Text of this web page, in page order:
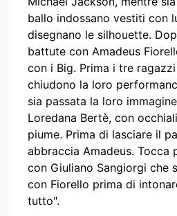
ballo indossano vestiti con
disegnano le silhouette.
battute con Amadeus
con i Big. Prima i tre
chiudono la loro
sia passata la loro
Loredana Bertè, con
piume. Prima di lasciare il
abbraccia Amadeus. Tocca
con Giuliano Sangiorgi che
con Fiorello prima di
tutto".